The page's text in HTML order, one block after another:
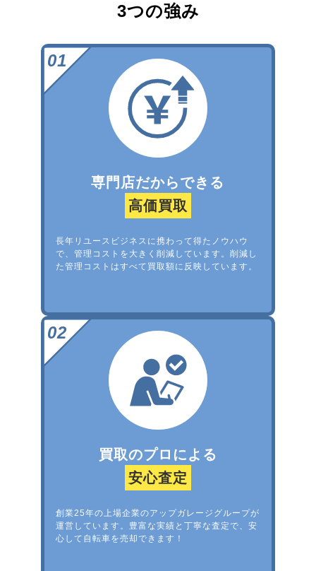
3つの強み
専門店だからできる
高価買取
長年リユースビジネスに携わって得たノウハウ
で、管理コストを大きく削減しています。削減し
た管理コストはすべて買取額に反映しています。
買取のプロによる
安心査定
創業25年の上場企業のアップガレージグループが
運営しています。豊富な実績と丁寧な査定で、安
心して自転車を売却できます！